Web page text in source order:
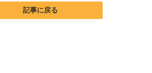
記事に戻る